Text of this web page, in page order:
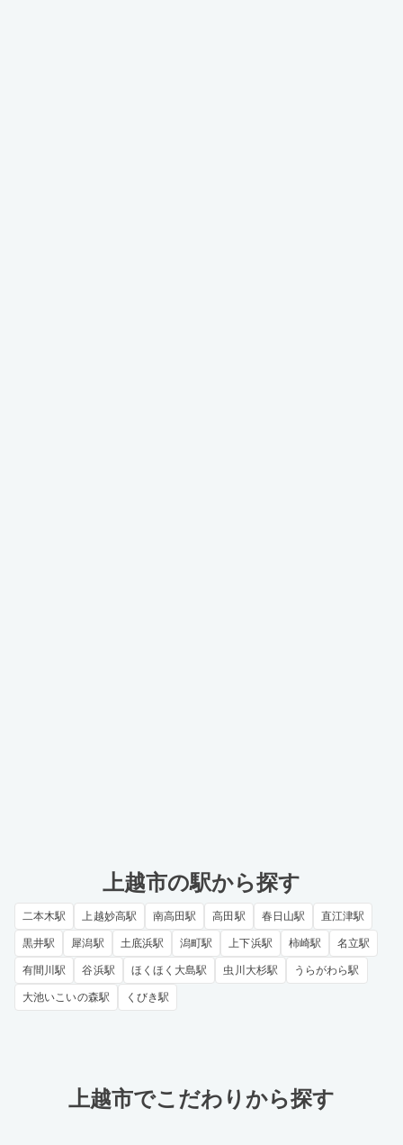
上越市の駅から探す
二本木駅 上越妙高駅 南高田駅 高田駅 春日山駅 直江津駅
黒井駅 犀潟駅 土底浜駅 潟町駅 上下浜駅 柿崎駅 名立駅
有間川駅 谷浜駅 ほくほく大島駅 虫川大杉駅 うらがわら駅
大池いこいの森駅 くびき駅
上越市でこだわりから探す